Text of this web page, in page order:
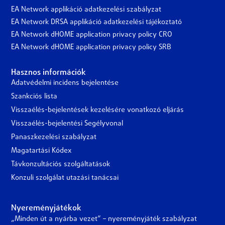
EA Network applikáció adatkezelési szabályzat
EA Network DRSA applikáció adatkezelési tájékoztató
EA Network dHOME application privacy policy CRO
EA Network dHOME application privacy policy SRB
Hasznos információk
Adatvédelmi incidens bejelentése
Szankciós lista
Visszaélés-bejelentések kezelésére vonatkozó eljárás
Visszaélés-bejelentési Segélyvonal
Panaszkezelési szabályzat
Magatartási Kódex
Távkonzultációs szolgáltatások
Konzuli szolgálat utazási tanácsai
Nyereményjátékok
„Minden út a nyárba vezet” – nyereményjáték szabályzat